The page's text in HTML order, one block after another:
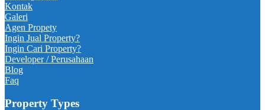
Kontak
Galeri
Agen Propety
Ingin Jual Property?
Ingin Cari Property?
Developer / Perusahaan
Blog
Faq
Property Types